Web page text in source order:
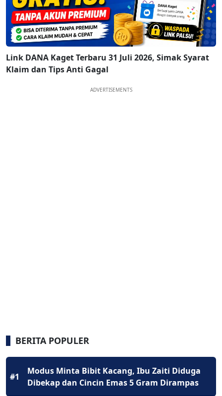
Link DANA Kaget Terbaru 31 Juli 2026, Simak Syarat
Klaim dan Tips Anti Gagal
ADVERTISEMENTS
BERITA POPULER
#1
Modus Minta Bibit Kacang, Ibu Zaiti Diduga
Dibekap dan Cincin Emas 5 Gram Dirampas